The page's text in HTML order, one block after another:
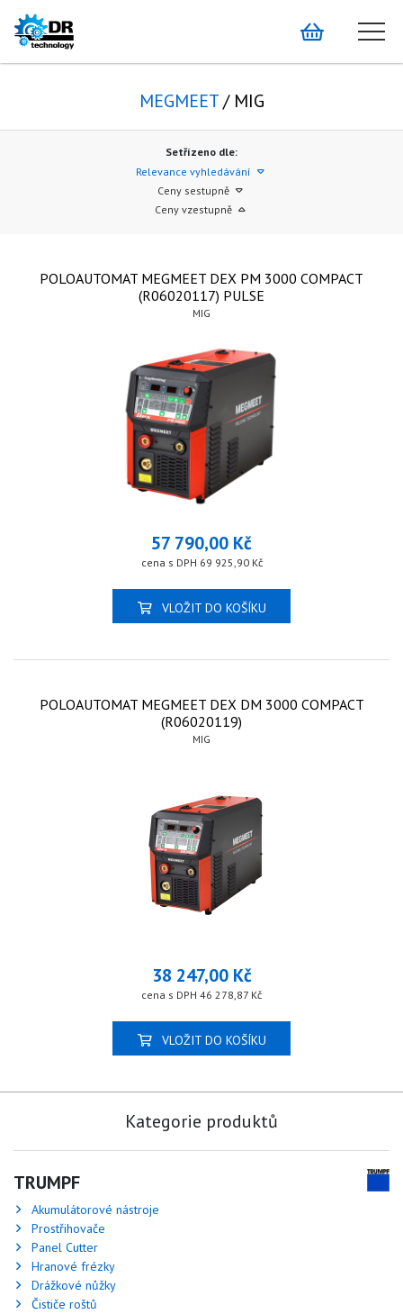
Kategorie produktů
TRUMPF
Akumulátorové nástroje
Prostřihovače
Panel Cutter
Hranové frézky
Drážkové nůžky
Čističe roštů
MEGMEET/ MIG
Setřízeno dle:
Relevance vyhledávání
Ceny sestupně
Ceny vzestupně
POLOAUTOMAT MEGMEET DEX PM 3000 COMPACT
(R06020117) PULSE
MIG
57 790,00 Kč
cena s DPH 69 925,90 Kč
VLOŽIT DO KOŠÍKU
POLOAUTOMAT MEGMEET DEX DM 3000 COMPACT
(R06020119)
MIG
38 247,00 Kč
cena s DPH 46 278,87 Kč
VLOŽIT DO KOŠÍKU